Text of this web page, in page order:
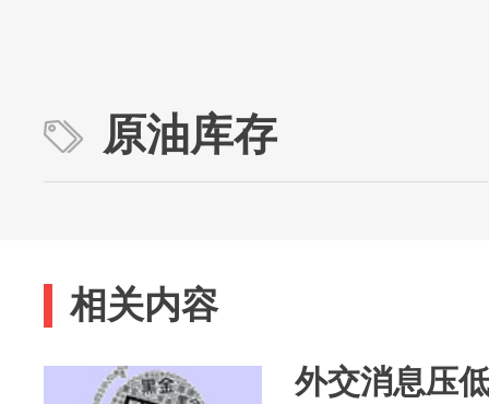
原油库存
相关内容
外交消息压